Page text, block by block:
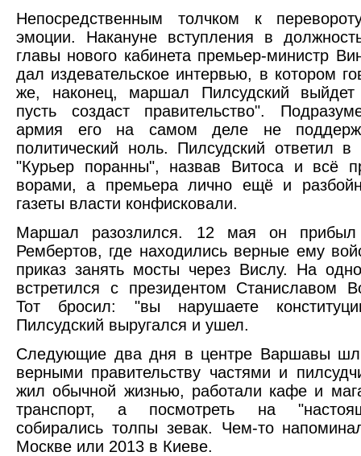
Непосредственным толчком к
эмоции. Накануне вступления в
главы нового кабинета премьер-министр
дал издевательское интервью, в котором
же, наконец, маршал Пилсудский выйдет
пусть создаст правительство".
армия его на самом деле не
политический ноль. Пилсудский ответил в
"Курьер поранны", назвав Витоса и всё
ворами, а премьера лично ещё и
газеты власти конфисковали.
Маршал разозлился. 12 мая он прибыл
Рембертов, где находились верные ему
приказ занять мосты через Вислу. На
встретился с президентом Станиславом
Тот бросил: "вы нарушаете
Пилсудский выругался и ушел.
Следующие два дня в центре Варшавы
верными правительству частями и
жил обычной жизнью, работали кафе и
транспорт, а посмотреть на
собирались толпы зевак. Чем-то
Москве или 2013 в Киеве.